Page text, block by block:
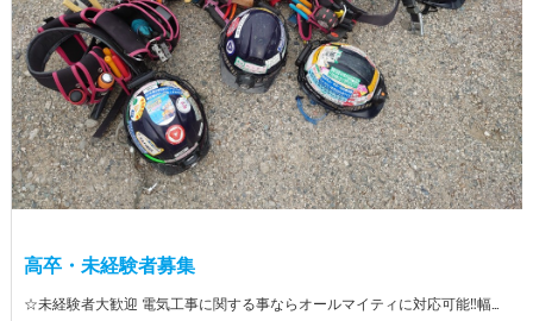
高卒・未経験者募集
☆未経験者大歓迎 電気工事に関する事ならオールマイティに対応可能‼幅広く技術を身に付けて頂けます（室内配線・室外配線、スイッチコンセント取付け、照明器具取付け、配電盤取付け、エアコン取付け、LANケーブル配線、アンテナ取付けなど） 先輩社員が一から指導を行うため未経験の方でも安心して働いていただけます♪ ☆資格支援制度あり 実績があるからこそ社内で教習と経験を積んでいただくことで資格を当社で発行できることができます。 【工具支給致します】 また新品工具と新品作業服を完全支給を致します。 高品質の作業服と工具入社してくれた方には支給致します♪